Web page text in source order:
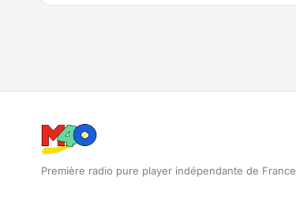
Première radio pure player indépendante de France